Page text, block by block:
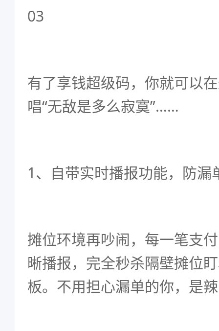
03
有了享钱超级码，你就可以
唱“无敌是多么寂寞”……
1、自带实时播报功能，防漏
摊位环境再吵闹，每一笔支
晰播报，完全秒杀隔壁摊位
板。不用担心漏单的你，是